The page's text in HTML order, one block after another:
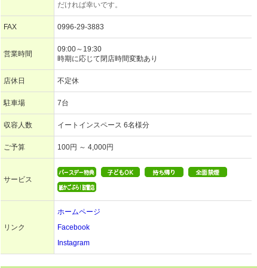
だければ幸いです。
FAX 0996-29-3883
営業時間
09:00～19:30
時期に応じて閉店時間変動あり
店休日 不定休
駐車場 7台
収容人数 イートインスペース 6名様分
ご予算 100円 ～ 4,000円
サービス
リンク
ホームページ
Facebook
Instagram